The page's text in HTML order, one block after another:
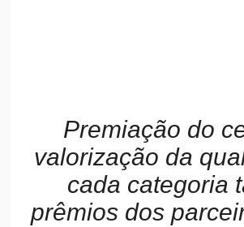
Premiação do
valorização da
cada categoria
prêmios dos